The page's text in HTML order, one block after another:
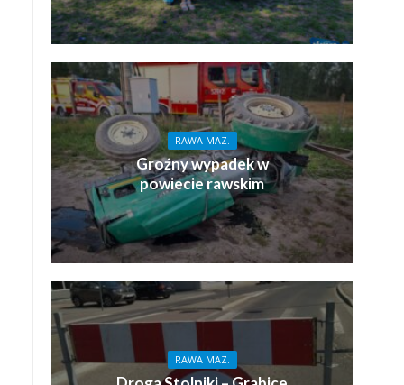
RAWA MAZ.
Groźny wypadek w
powiecie rawskim
RAWA MAZ.